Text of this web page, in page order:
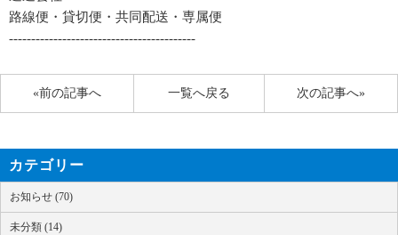
路線便・貸切便・共同配送・専属便
------------------------------------------
«前の記事へ 次の記事へ»
一覧へ戻る
カテゴリー
お知らせ (70)
未分類 (14)